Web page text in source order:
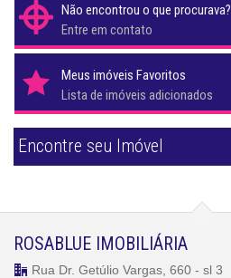
Não encontrou o que procurava?
Entre em contato
Meus imóveis Favoritos
Lista de imóveis adicionados
Encontre seu Imóvel
ROSABLUE IMOBILIÁRIA
Rua Dr. Getúlio Vargas, 660 - sl 3